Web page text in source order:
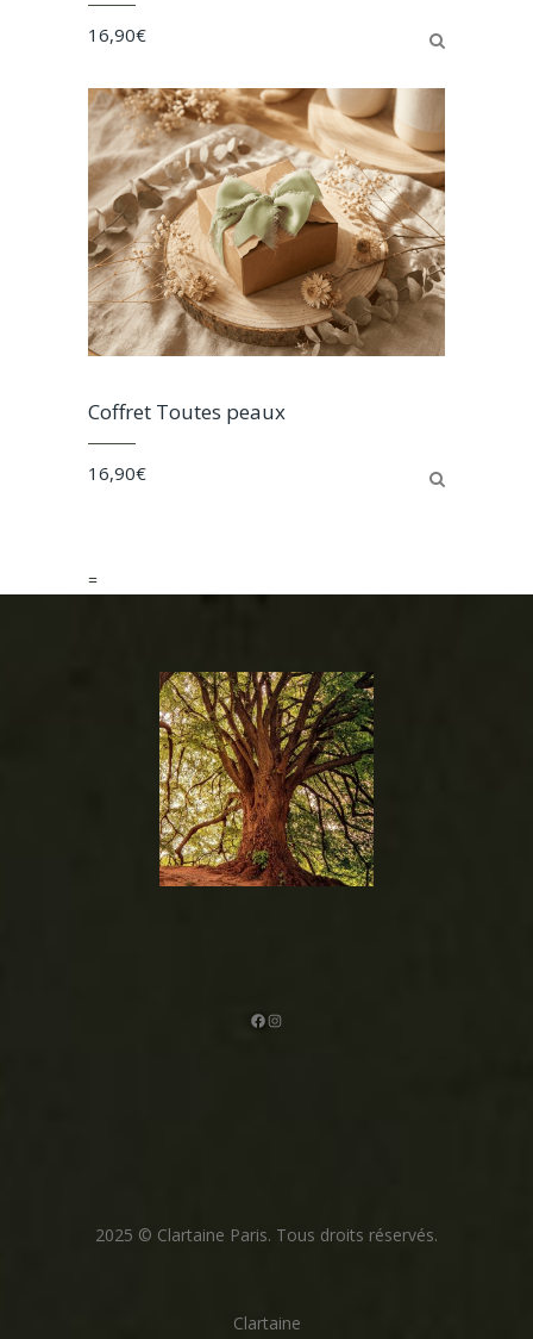
16,90€
Coffret Toutes peaux
16,90€
=
Facebook
Instagram
2025 © Clartaine Paris. Tous droits réservés.
Clartaine